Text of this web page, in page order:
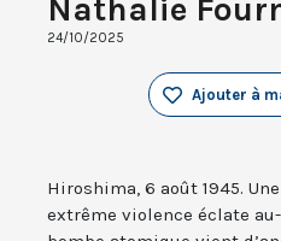
Nathalie
24/10/2025
Ajouter à
Hiroshima, 6 août 1945.
extrême violence éclate